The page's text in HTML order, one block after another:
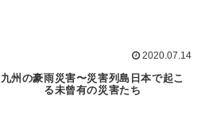
2020.07.14
九州の豪雨災害〜災害列島日本で起こ
る未曾有の災害たち